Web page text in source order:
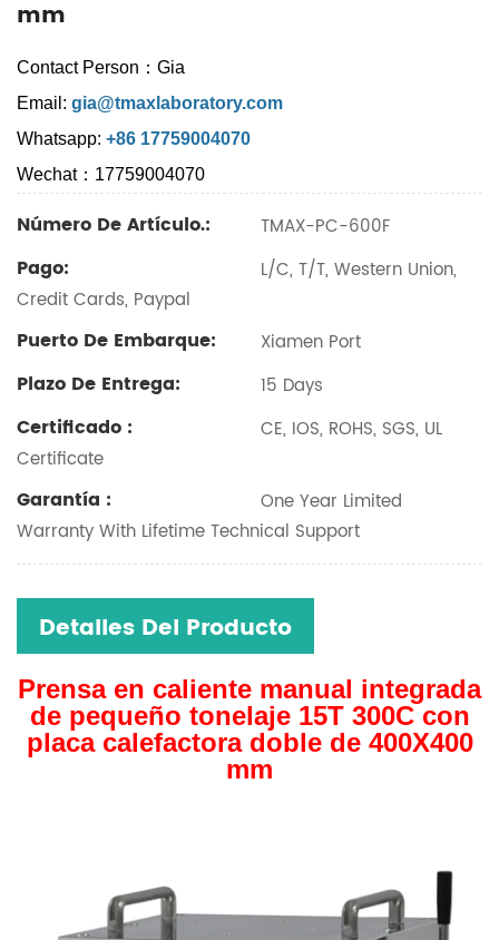
mm
Contact Person：Gia
Email: gia@tmaxlaboratory.com
Whatsapp: +86 17759004070
Wechat：17759004070
Número De Artículo.: TMAX-PC-600F
Pago:
L/C, T/T, Western Union,
Credit Cards, Paypal
Puerto De Embarque: Xiamen Port
Plazo De Entrega: 15 Days
Certificado :
CE, IOS, ROHS, SGS, UL
Certificate
Garantía :
One Year Limited
Warranty With Lifetime Technical Support
Detalles Del Producto
Prensa en caliente manual integrada
de pequeño tonelaje 15T 300C con
placa calefactora doble de 400X400
mm